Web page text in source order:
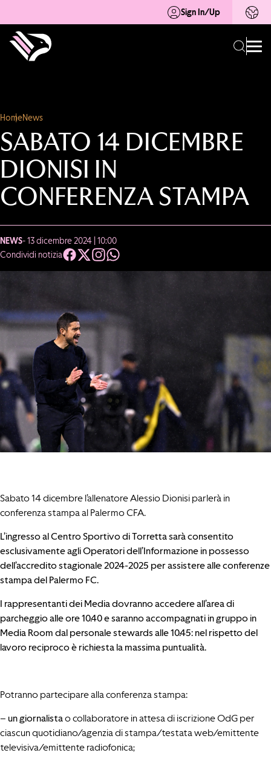
Sign In/Up
HomeNews
SABATO 14 DICEMBRE
DIONISI IN
CONFERENZA STAMPA
NEWS- 13 dicembre 2024 | 10:00
Condividi notizia
Sabato 14 dicembre l’allenatore Alessio Dionisi parlerà in
conferenza stampa al Palermo CFA.
L’ingresso al Centro Sportivo di Torretta sarà consentito
esclusivamente agli Operatori dell’Informazione in possesso
dell’accredito stagionale 2024-2025 per assistere alle conferenze
stampa del Palermo FC.
I rappresentanti dei Media dovranno accedere all’area di
parcheggio alle ore 10.40 e saranno accompagnati in gruppo in
Media Room dal personale stewards alle 10.45: nel rispetto del
lavoro reciproco è richiesta la massima puntualità.
Potranno partecipare alla conferenza stampa:
– un giornalistao collaboratore in attesa di iscrizione OdG per
ciascun quotidiano/agenzia di stampa/testata web/emittente
televisiva/emittente radiofonica;